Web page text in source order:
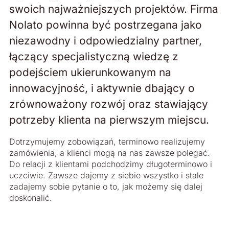
swoich najważniejszych projektów. Firma
Nolato powinna być postrzegana jako
niezawodny i odpowiedzialny partner,
łączący specjalistyczną wiedzę z
podejściem ukierunkowanym na
innowacyjność, i aktywnie dbający o
zrównoważony rozwój oraz stawiający
potrzeby klienta na pierwszym miejscu.
Dotrzymujemy zobowiązań, terminowo realizujemy
zamówienia, a klienci mogą na nas zawsze polegać.
Do relacji z klientami podchodzimy długoterminowo i
uczciwie. Zawsze dajemy z siebie wszystko i stale
zadajemy sobie pytanie o to, jak możemy się dalej
doskonalić.